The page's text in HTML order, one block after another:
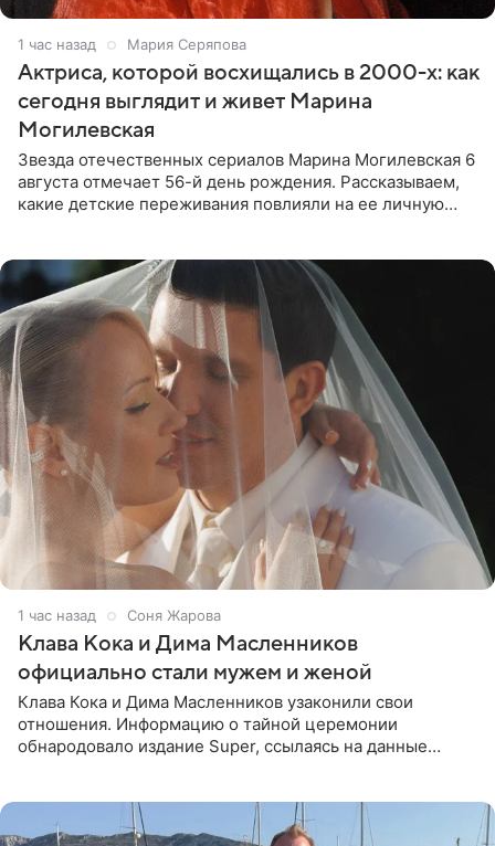
1 час назад Мария Серяпова
Актриса, которой восхищались в 2000-х: как
сегодня выглядит и живет Марина
Могилевская
Звезда отечественных сериалов Марина Могилевская 6
августа отмечает 56-й день рождения. Рассказываем,
какие детские переживания повлияли на ее личную
1 час назад Соня Жарова
Клава Кока и Дима Масленников
официально стали мужем и женой
Клава Кока и Дима Масленников узаконили свои
отношения. Информацию о тайной церемонии
обнародовало издание Super, ссылаясь на данные